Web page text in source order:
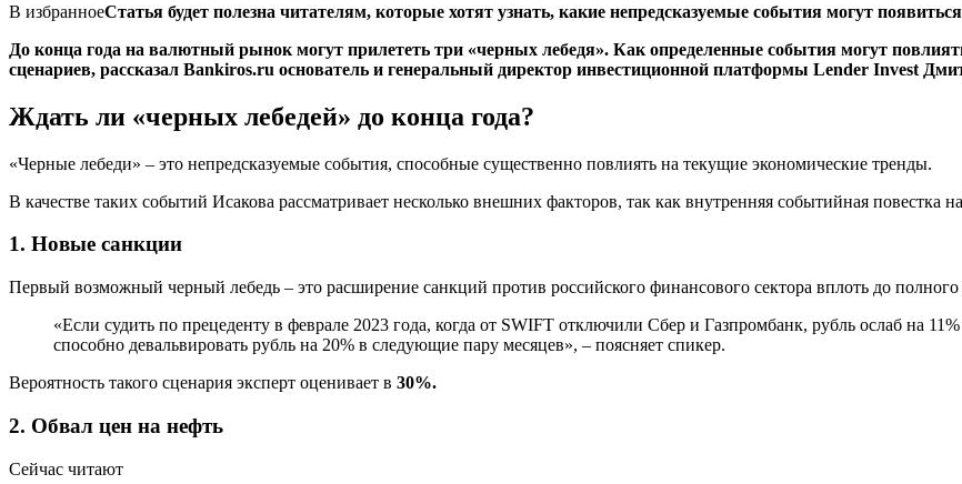
В избранноеСтатья будет полезна читателям, которые хотят узнать, какие непредсказуемые события могут
До конца года на валютный рынок могут прилететь три «черных лебедя». Как определенные события могут
сценариев, рассказал Bankiros.ru основатель и генеральный директор инвестиционной платформы Lender Invest
Ждать ли «черных лебедей» до конца года?
«Черные лебеди» – это непредсказуемые события, способные существенно повлиять на текущие экономические тренды.
В качестве таких событий Исакова рассматривает несколько внешних факторов, так как внутренняя событийная повестка
1. Новые санкции
Первый возможный черный лебедь – это расширение санкций против российского финансового сектора вплоть до
«Если судить по прецеденту в феврале 2023 года, когда от SWIFT отключили Сбер и Газпромбанк, рубль ослаб на
способно девальвировать рубль на 20% в следующие пару месяцев», – поясняет спикер.
Вероятность такого сценария эксперт оценивает в 30%.
2. Обвал цен на нефть
Сейчас читают